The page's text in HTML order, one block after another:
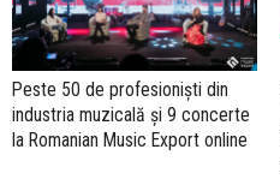
Peste 50 de profesioniști din
industria muzicală și 9 concerte
la Romanian Music Export online